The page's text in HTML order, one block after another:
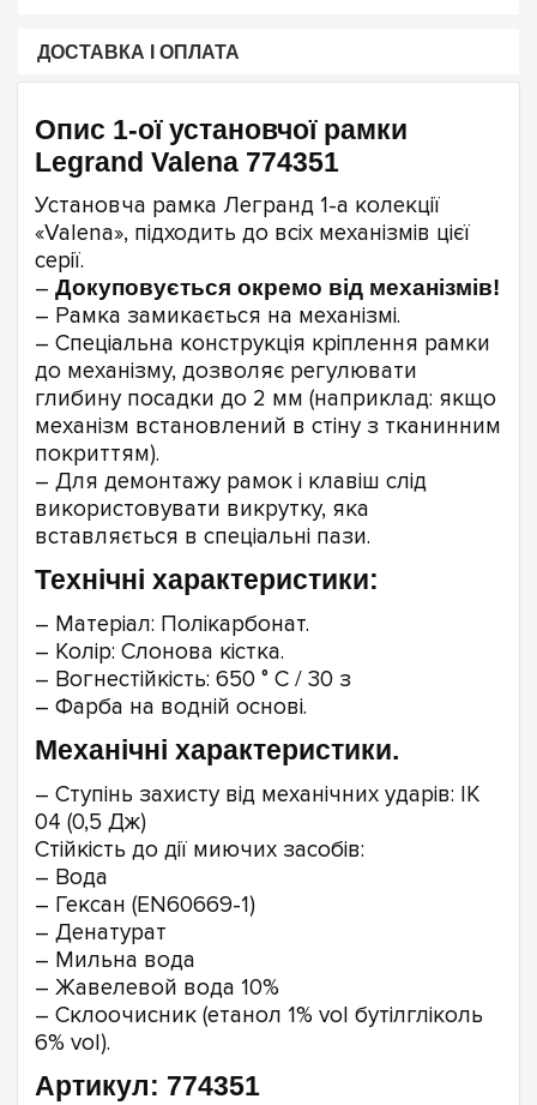
ДОСТАВКА І ОПЛАТА
Опис 1-ої установчої рамки
Legrand Valena 774351
Установча рамка Легранд 1-а колекції
«Valena», підходить до всіх механізмів цієї
серії.
– Докуповується окремо від механізмів!
– Рамка замикається на механізмі.
– Спеціальна конструкція кріплення рамки
до механізму, дозволяє регулювати
глибину посадки до 2 мм (наприклад: якщо
механізм встановлений в стіну з тканинним
покриттям).
– Для демонтажу рамок і клавіш слід
використовувати викрутку, яка
вставляється в спеціальні пази.
Технічні характеристики:
– Матеріал: Полікарбонат.
– Колір: Слонова кістка.
– Вогнестійкість: 650 ° C / 30 з
– Фарба на водній основі.
Механічні характеристики.
– Ступінь захисту від механічних ударів: IK
04 (0,5 Дж)
Стійкість до дії миючих засобів:
– Вода
– Гексан (EN60669-1)
– Денатурат
– Мильна вода
– Жавелевой вода 10%
– Склоочисник (етанол 1% vol бутілгліколь
6% vol).
Артикул: 774351